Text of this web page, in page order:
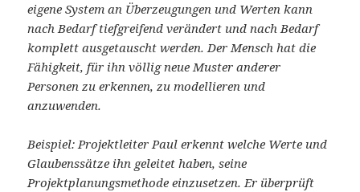
eigene System an Überzeugungen und Werten kann
nach Bedarf tiefgreifend verändert und nach Bedarf
komplett ausgetauscht werden. Der Mensch hat die
Fähigkeit, für ihn völlig neue Muster anderer
Personen zu erkennen, zu modellieren und
anzuwenden.
Beispiel: Projektleiter Paul erkennt welche Werte und
Glaubenssätze ihn geleitet haben, seine
Projektplanungsmethode einzusetzen. Er überprüft